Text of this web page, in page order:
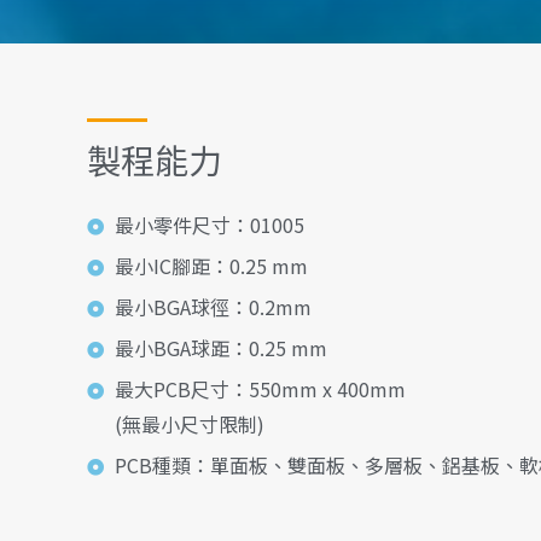
製程能力
最小零件尺寸：01005
最小IC腳距：0.25 mm
最小BGA球徑：0.2mm
最小BGA球距：0.25 mm
最大PCB尺寸：550mm x 400mm
(無最小尺寸限制)
PCB種類：單面板、雙面板、多層板、鋁基板、